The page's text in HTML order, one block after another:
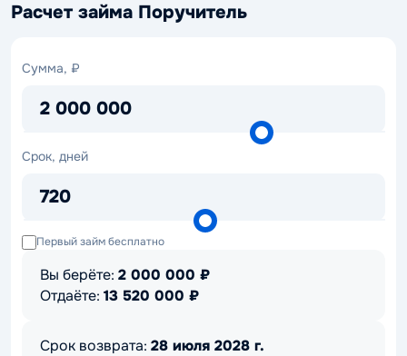
Расчет займа Поручитель
Сумма, ₽
2 000 000
Сумма,
Срок, дней
720
Срок,
Первый займ бесплатно
Вы берёте: 2 000 000 ₽
Отдаёте: 13 520 000 ₽
Срок возврата: 28 июля 2028 г.